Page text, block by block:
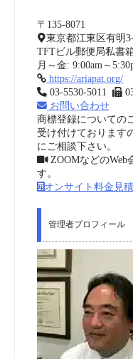
〒135-8071
東京都江東区有明
TFTビル郵便局私書
月～金: 9:00am～
https://ariapat.org/
03-5530-5011
お問い合わせ
商標登録についての
受け付けております
にご相談下さい。
ZOOMなどのWeb
す。
オンサイト料金見積
管理者プロフィール